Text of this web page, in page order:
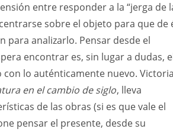
entre responder a la “jerga de
sobre el objeto para que de
para analizarlo. Pensar desde el
encontrar es, sin lugar a dudas,
lo auténticamente nuevo. Victoria
en el cambio de siglo, lleva
de las obras (si es que vale el
pensar el presente, desde su